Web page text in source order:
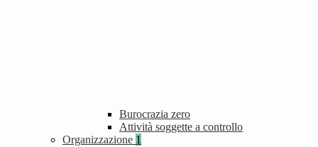
Burocrazia zero
Attività soggette a controllo
Organizzazione 1